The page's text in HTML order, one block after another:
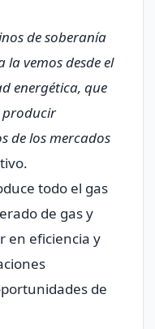
de soberanía
vemos desde el
energética, que
producir
de los mercados
todo el gas
de gas y
en eficiencia y
de